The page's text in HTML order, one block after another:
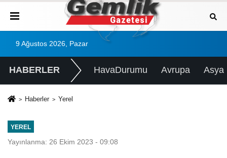
9 Ağustos 2026, Pazar
HABERLER HavaDurumu Avrupa Asya
Haberler Yerel
YEREL
Yayınlanma: 26 Ekim 2023 - 09:08